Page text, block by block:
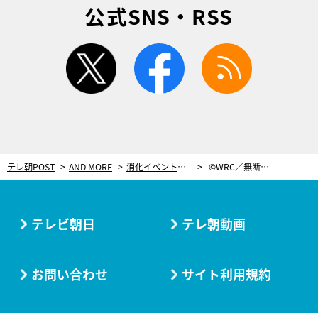
公式SNS・RSS
twitter facebook
テレ朝POST AND MORE 消化イベントとはならなかった最終戦「ラリー・オーストラリア」【世界ラリー（WRC）】 ©WRC／無断転載禁止
テレビ朝日 テレ朝動画
お問い合わせ サイト利用規約